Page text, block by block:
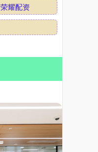
荣耀配资